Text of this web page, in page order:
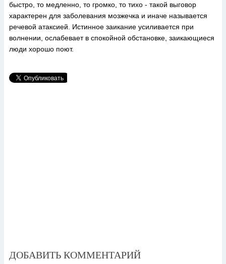
быстро, то медленно, то громко, то тихо - такой выговор
характерен для заболевания мозжечка и иначе называется
речевой атаксией. Истинное заикание усиливается при
волнении, ослабевает в спокойной обстановке, заикающиеся
люди хорошо поют.
ДОБАВИТЬ КОММЕНТАРИЙ